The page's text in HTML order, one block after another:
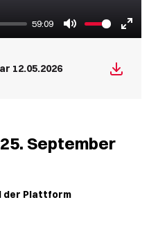
59:09
Mute
Enter
12.05.2026
September
der Plattform